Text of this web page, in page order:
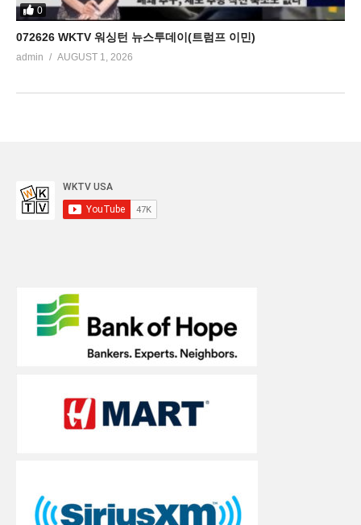
0
072626 WKTV 워싱턴 뉴스투데이(트럼프 이민)
admin AUGUST 1, 2026